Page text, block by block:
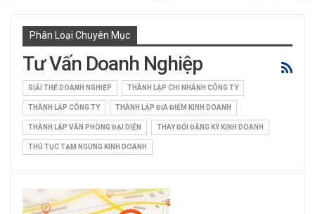
Phân Loại Chuyên Mục
Tư Vấn Doanh Nghiệp
GIẢI THỂ DOANH NGHIỆP THÀNH LẬP CHI NHÁNH CÔNG TY
THÀNH LẬP CÔNG TY THÀNH LẬP ĐỊA ĐIỂM KINH DOANH
THÀNH LẬP VĂN PHÒNG ĐẠI DIỆN THAY ĐỔI ĐĂNG KÝ KINH DOANH
THỦ TỤC TẠM NGỪNG KINH DOANH